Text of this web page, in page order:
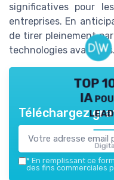
significatives pour
entreprises. En
de tirer pleinement
technologies avancées.
TOP
IA
Téléchargez
* En remplissant ce
des fins commerciales